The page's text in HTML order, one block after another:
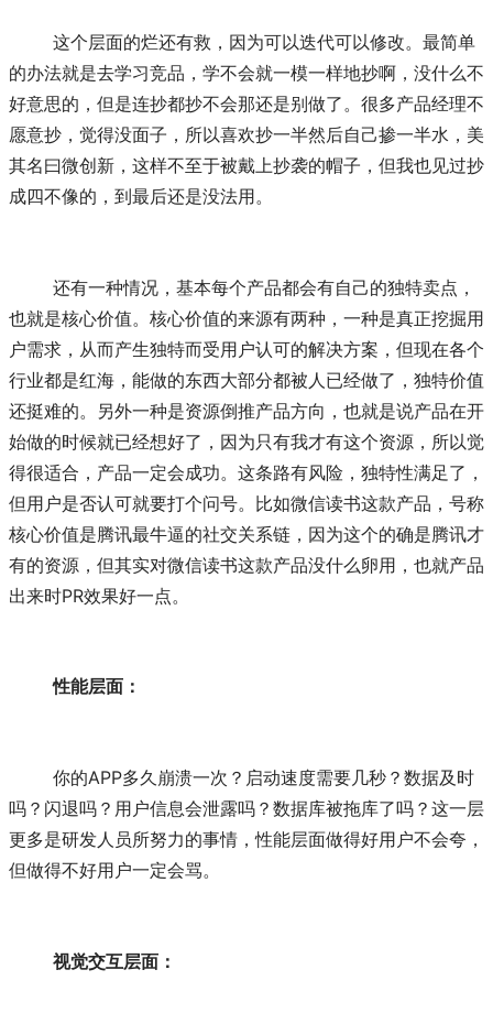
的办法就是去学习竞品，学不会就一模一样地抄啊，没什么不
好意思的，但是连抄都抄不会那还是别做了。很多产品经理不
愿意抄，觉得没面子，所以喜欢抄一半然后自己掺一半水，美
其名曰微创新，这样不至于被戴上抄袭的帽子，但我也见过抄
成四不像的，到最后还是没法用。
也就是核心价值。核心价值的来源有两种，一种是真正挖掘用
户需求，从而产生独特而受用户认可的解决方案，但现在各个
行业都是红海，能做的东西大部分都被人已经做了，独特价值
还挺难的。另外一种是资源倒推产品方向，也就是说产品在开
始做的时候就已经想好了，因为只有我才有这个资源，所以觉
得很适合，产品一定会成功。这条路有风险，独特性满足了，
但用户是否认可就要打个问号。比如微信读书这款产品，号称
核心价值是腾讯最牛逼的社交关系链，因为这个的确是腾讯才
有的资源，但其实对微信读书这款产品没什么卵用，也就产品
出来时PR效果好一点。
性能层面：
吗？闪退吗？用户信息会泄露吗？数据库被拖库了吗？这一层
更多是研发人员所努力的事情，性能层面做得好用户不会夸，
但做得不好用户一定会骂。
视觉交互层面：